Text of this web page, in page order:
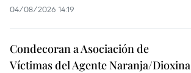
04/08/2026 14:19
Condecoran a Asociación de
Víctimas del Agente Naranja/Dioxina